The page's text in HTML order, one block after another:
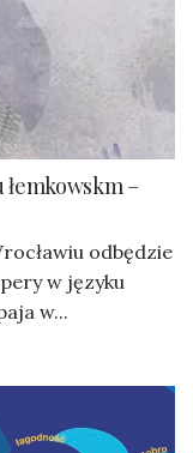
–
odbędzie
w języku
w...